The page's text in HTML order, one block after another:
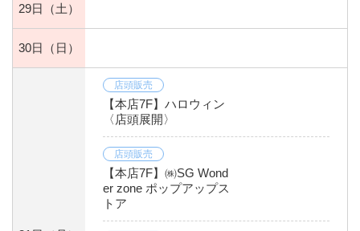
29日 （土）
30日 （日）
店頭販売
【本店7F】ハロウィン
〈店頭展開〉
店頭販売
【本店7F】㈱SG Wond
er zone ポップアップス
トア